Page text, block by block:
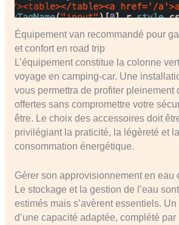
Équipement van recommandé pour
et confort en road trip
L’équipement constitue la colonne
voyage en camping-car. Une
vous permettra de profiter pleinement
offertes sans compromettre votre
être. Le choix des accessoires doit
privilégiant la praticité, la légèreté et
consommation énergétique.
Gérer son approvisionnement en eau
Le stockage et la gestion de l’eau
estimés mais s’avèrent essentiels. Un
d’une capacité adaptée, complété par